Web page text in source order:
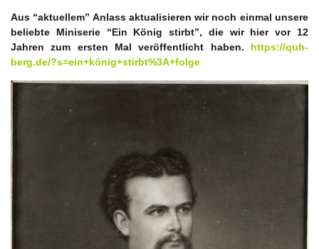
Aus “aktuellem” Anlass aktualisieren wir noch einmal unsere
beliebte Miniserie “Ein König stirbt”, die wir hier vor 12
Jahren zum ersten Mal veröffentlicht haben. https://quh-
berg.de/?s=ein+könig+stirbt%3A+folge